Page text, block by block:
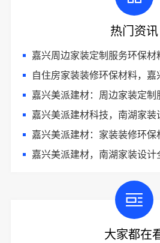
热门资讯
嘉兴周边家装定制服务环保材料，
自住房家装装修环保材料，
嘉兴美派建材：周边家装定制
嘉兴美派建材科技，南湖家装
嘉兴美派建材：家装装修环保
嘉兴美派建材，南湖家装设计
大家都在